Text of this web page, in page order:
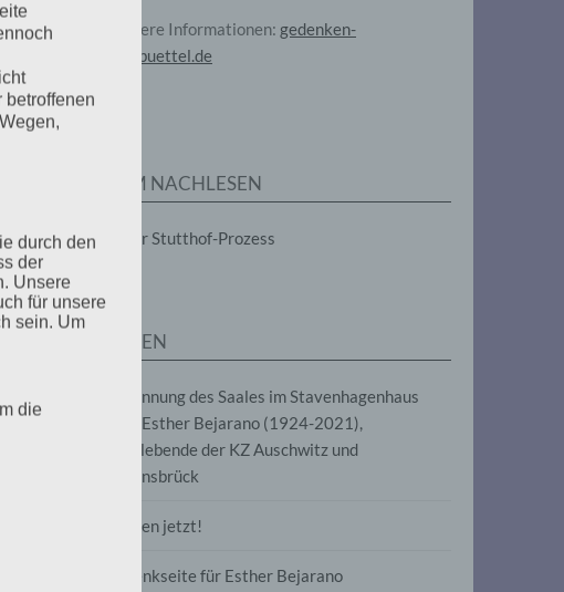
Weitere Informationen: gedenken-
eimsbuettel.de
ZUM NACHLESEN
Der Stutthof-Prozess
SEITEN
Benennung des Saales im Stavenhagenhaus
nach Esther Bejarano (1924-2021),
Überlebende der KZ Auschwitz und
Ravensbrück
Frieden jetzt!
Gedenkseite für Esther Bejarano
betroffenen
durch den
der
Unsere
für unsere
sein. Um
die